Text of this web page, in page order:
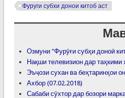
Фуруги субхи донои китоб аст
Озмуни "Фурӯғи субҳи доноӣ
Нақши телевизион дар
Эъҷози сухан ва беҳтаринҳои он
Ахбор (07.02.2018)
Сабаби сӯхтор дар бозори